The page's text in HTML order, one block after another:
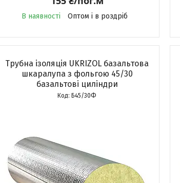
В наявності Оптом і в роздріб
Трубна ізоляція UKRIZOL базальтова
шкаралупа з фольгою 45/30
базальтові циліндри
Б45/30Ф